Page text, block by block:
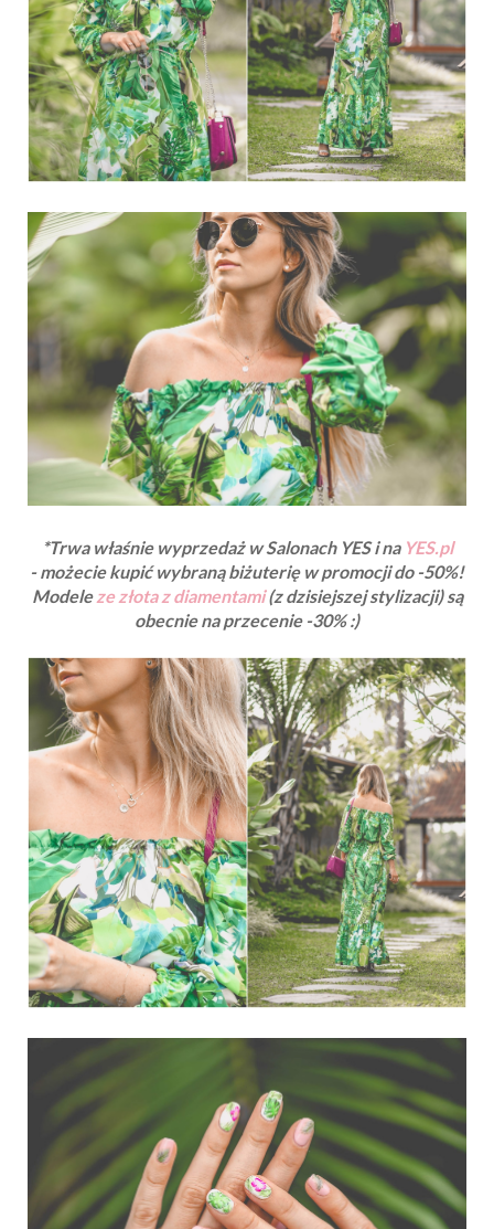
*Trwa właśnie wyprzedaż w Salonach YES i na YES.pl
-możecie kupić wybraną biżuterię w promocji do -50%!
Modele ze złota z diamentami(z dzisiejszej stylizacji) są
obecnie na przecenie -30% :)